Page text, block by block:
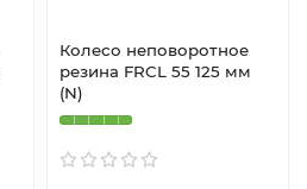
Колесо неповоротное
резина FRCL 55 125 мм
(N)